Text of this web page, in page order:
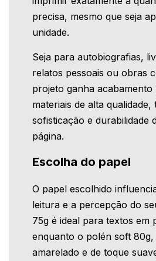
precisa, mesmo que seja
unidade.
Seja para autobiografias,
relatos pessoais ou obras
projeto ganha acabamento
materiais de alta qualidade,
sofisticação e durabilidade
página.
Escolha do papel
O papel escolhido
leitura e a percepção do
75g é ideal para textos em
enquanto o polén soft 80g,
amarelado e de toque